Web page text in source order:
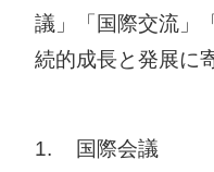
議」「国際交流」
続的成長と発展に
1.
国際会議